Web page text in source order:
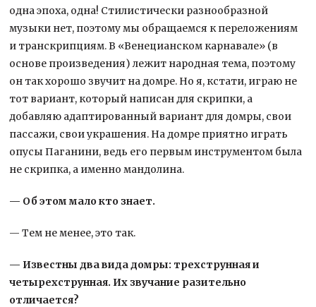
одна эпоха, одна! Стилистически разнообразной
музыки нет, поэтому мы обращаемся к переложениям
и транскрипциям. В «Венецианском карнавале» (в
основе произведения) лежит народная тема, поэтому
он так хорошо звучит на домре. Но я, кстати, играю не
тот вариант, который написан для скрипки, а
добавляю адаптированный вариант для домры, свои
пассажи, свои украшения. На домре приятно играть
опусы Паганини, ведь его первым инструментом была
не скрипка, а именно мандолина.
— Об этом мало кто знает.
— Тем не менее, это так.
— Известны два вида домры: трехструнная и
четырехструнная. Их звучание разительно
отличается?